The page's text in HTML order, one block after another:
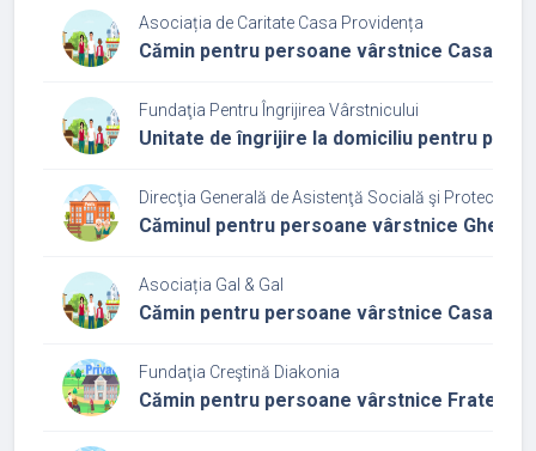
Asociația de Caritate Casa Providența
Cămin pentru persoane vârstnice Casa
Fundaţia Pentru Îngrijirea Vârstnicului
Unitate de îngrijire la domiciliu pentru
Direcţia Generală de Asistenţă Socială şi Protecţia
Căminul pentru persoane vârstnice Gherla
Asociația Gal & Gal
Cămin pentru persoane vârstnice Casa
Fundaţia Creştină Diakonia
Cămin pentru persoane vârstnice Fratele